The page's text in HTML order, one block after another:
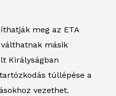
meg az ETA
másik
Királyságban
túllépése a
vezethet.